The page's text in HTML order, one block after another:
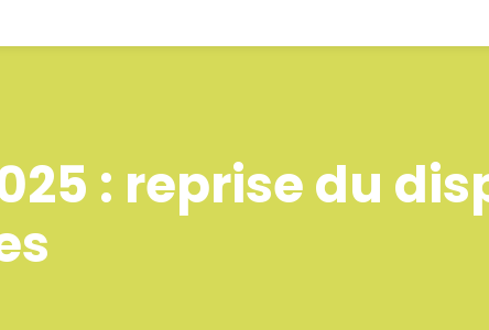
: reprise du